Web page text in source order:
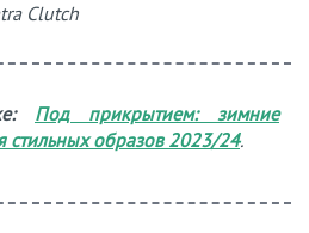
Clutch
Под прикрытием: зимние
стильных образов 2023/24.